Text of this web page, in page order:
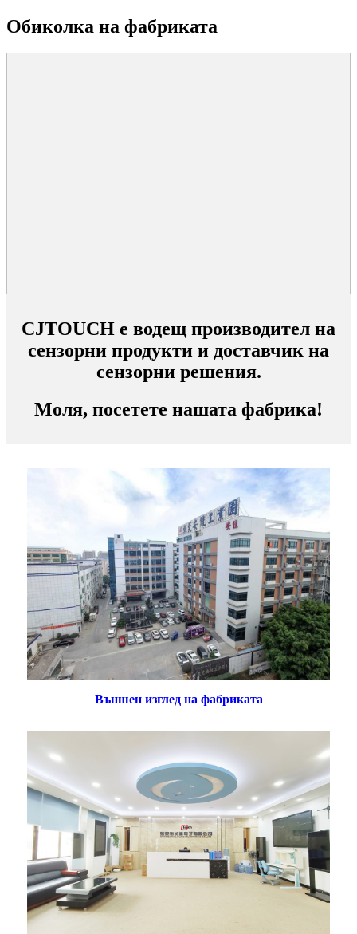
Обиколка на фабриката
CJTOUCH е водещ производител на
сензорни продукти и доставчик на
сензорни решения.
Моля, посетете нашата фабрика!
Външен изглед на фабриката